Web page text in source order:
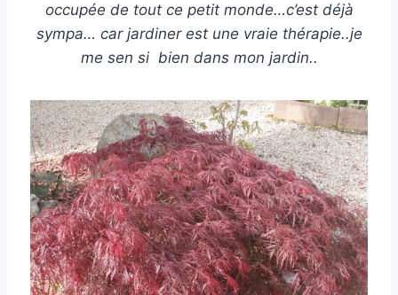
occupée de tout ce petit monde…c’est déjà
sympa… car jardiner est une vraie thérapie..je
me sen si bien dans mon jardin..